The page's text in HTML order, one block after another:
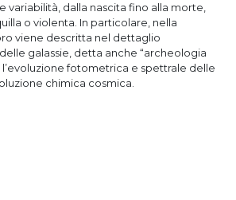
variabilità, dalla nascita fino alla morte,
o violenta. In particolare, nella
viene descritta nel dettaglio
galassie, detta anche “archeologia
fotometrica e spettrale delle
chimica cosmica.